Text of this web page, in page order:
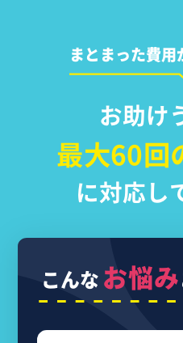
まとまった費用
お助け
最大60回
に対応し
こんなお悩み